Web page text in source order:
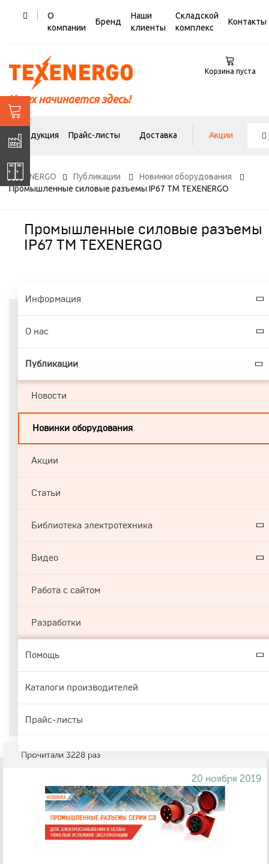
О
компании
Бренд
Наши
клиенты
Складской
комплекс
Контакты
Успех начинается здесь!
Корзина пуста
Продукция Прайс-листы Доставка Акции
TEXENERGO Публикации
Новинки оборудования
Промышленные силовые разъемы IP67 ТМ TEXENERGO
Промышленные силовые разъемы
IP67 ТМ TEXENERGO
Информация
О нас
Публикации
Новости
Новинки оборудования
Акции
Статьи
Библиотека электротехника
Видео
Работа с сайтом
Разработки
Помощь
Каталоги производителей
Прайс-листы
Прочитали 3228 раз
20 ноября 2019